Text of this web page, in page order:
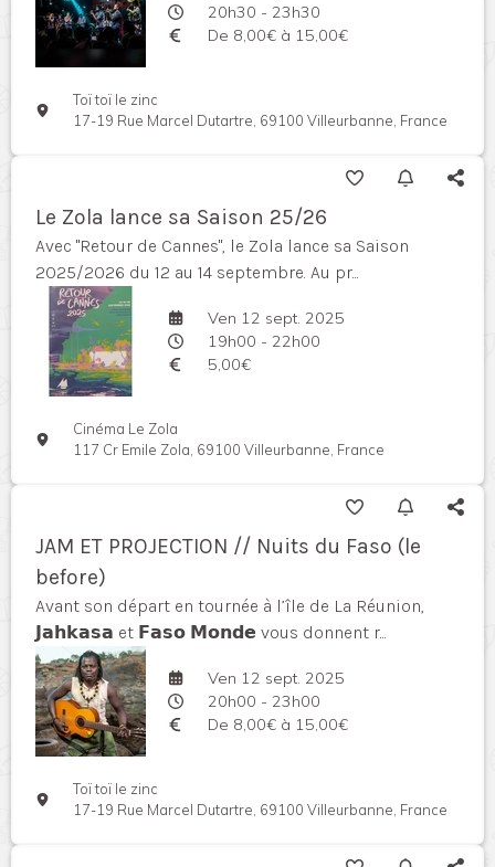
20h30 - 23h30
De 8,00€ à 15,00€
Toï toï le zinc
17-19 Rue Marcel Dutartre, 69100 Villeurbanne, France
Le Zola lance sa Saison 25/26
Avec "Retour de Cannes", le Zola lance sa Saison
2025/2026 du 12 au 14 septembre. Au pr...
Ven 12 sept. 2025
19h00 - 22h00
5,00€
Cinéma Le Zola
117 Cr Emile Zola, 69100 Villeurbanne, France
JAM ET PROJECTION // Nuits du Faso (le
before)
Avant son départ en tournée à l’île de La Réunion,
𝗝𝗮𝗵𝗸𝗮𝘀𝗮 et 𝗙𝗮𝘀𝗼 𝗠𝗼𝗻𝗱𝗲 vous donnent r...
Ven 12 sept. 2025
20h00 - 23h00
De 8,00€ à 15,00€
Toï toï le zinc
17-19 Rue Marcel Dutartre, 69100 Villeurbanne, France